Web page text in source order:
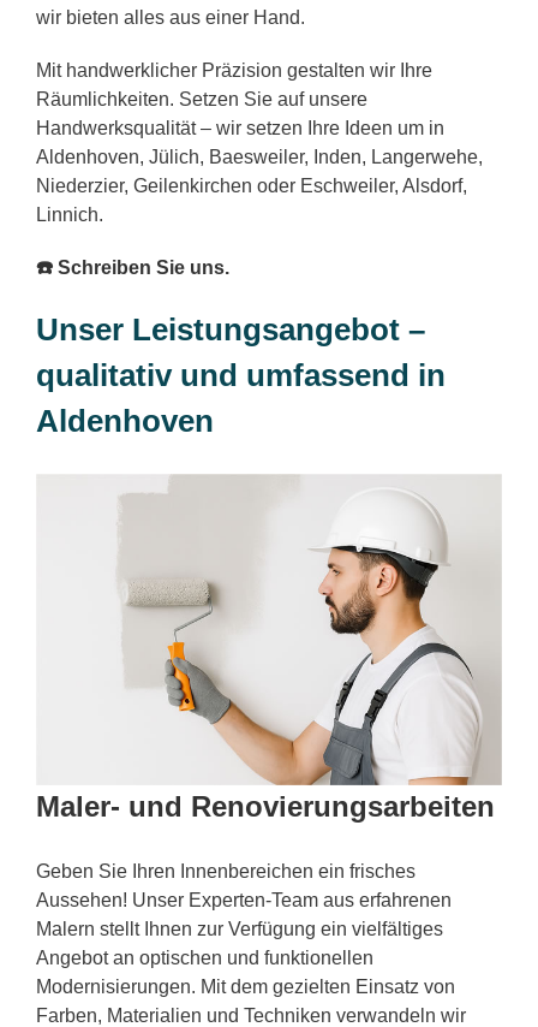
wir bieten alles aus einer Hand.
Mit handwerklicher Präzision gestalten wir Ihre
Räumlichkeiten. Setzen Sie auf unsere
Handwerksqualität – wir setzen Ihre Ideen um in
Aldenhoven, Jülich, Baesweiler, Inden, Langerwehe,
Niederzier, Geilenkirchen oder Eschweiler, Alsdorf,
Linnich.
☎️ Schreiben Sie uns.
Unser Leistungsangebot –
qualitativ und umfassend in
Aldenhoven
Maler- und Renovierungsarbeiten
Geben Sie Ihren Innenbereichen ein frisches
Aussehen! Unser Experten-Team aus erfahrenen
Malern stellt Ihnen zur Verfügung ein vielfältiges
Angebot an optischen und funktionellen
Modernisierungen. Mit dem gezielten Einsatz von
Farben, Materialien und Techniken verwandeln wir